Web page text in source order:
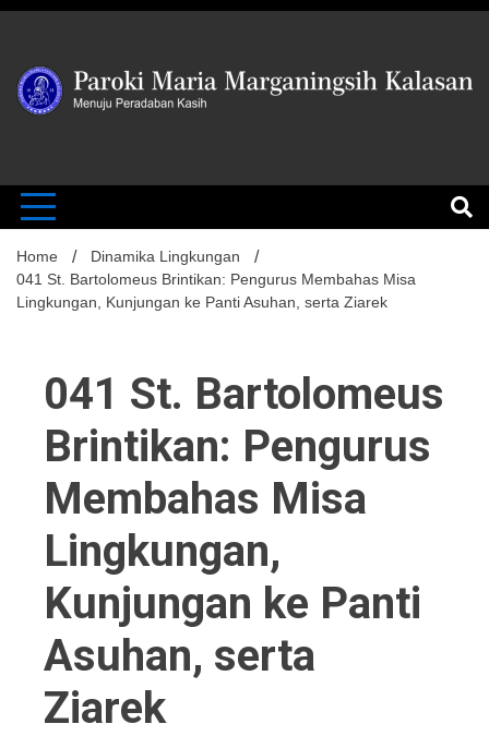
Skip
Paroki
Kalasan
Home
Dinamika Lingkungan
041 St. Bartolomeus Brintikan: Pengurus Membahas Misa
Lingkungan, Kunjungan ke Panti Asuhan, serta Ziarek
041 St. Bartolomeus
Brintikan: Pengurus
Membahas Misa
Lingkungan,
Kunjungan ke Panti
Asuhan, serta
Ziarek